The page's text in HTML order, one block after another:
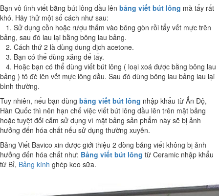
Bạn vô tình viết bằng bút lông dầu lên bảng viết bút lông mà tẩy rất
khó. Hãy thử một số cách như sau:
1. Sử dụng cồn hoặc rượu thấm vào bông gòn rồi tẩy vết mực trên
bảng, sau đó lau lại bằng bông lau bảng.
2. Cách thứ 2 là dùng dung dịch acetone.
3. Bạn có thể dùng xăng để tẩy.
4. Hoặc bạn có thể dùng viết bút lông ( loại xoá được bằng bông lau
bảng ) tô đè lên vết mực lông dầu. Sau đó dùng bông lau bảng lau lại
bình thường.
Tuy nhiên, nếu bạn dùng bảng viết bút lông nhập khẩu từ Ấn Độ,
Hàn Quốc thì nên hạn chế việc viết bút lông dầu lên trên mặt bảng
hoặc tuyệt đối cấm sử dụng vì mặt bảng sản phẩm này sẽ bị ảnh
hưởng đến hóa chất nếu sử dụng thường xuyên.
Bảng Viết Bavico xin được giới thiệu 2 dòng bảng viết không bị ảnh
hưởng đến hóa chất như: Bảng viết bút lông từ Ceramic nhập khẩu
từ Bỉ, Bảng kính ghép keo sữa.